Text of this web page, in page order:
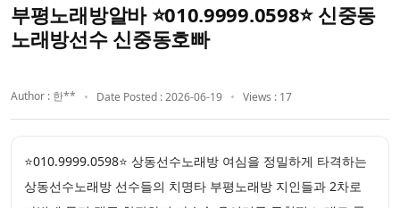
부평노래방알바 ⭐010.9999.0598⭐ 신중동
노래방선수 신중동호빠
Author : 한** Date Posted : 2026-06-19 Views : 17
⭐010.9999.0598⭐ 상동선수노래방 여심을 정밀하게 타격하는
상동선수노래방 선수들의 치명타 부평노래방 지인들과 2차로